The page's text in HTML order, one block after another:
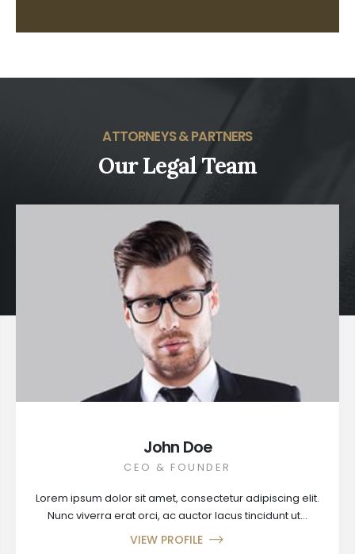
ATTORNEYS & PARTNERS
Our Legal Team
John Doe
CEO & FOUNDER
Lorem ipsum dolor sit amet, consectetur adipiscing elit.
Nunc viverra erat orci, ac auctor lacus tincidunt ut...
VIEW PROFILE
Janice Doe
LEAD ATTORNEY
Lorem ipsum dolor sit amet, consectetur adipiscing elit.
Nunc viverra erat orci, ac auctor lacus tincidunt ut...
VIEW PROFILE